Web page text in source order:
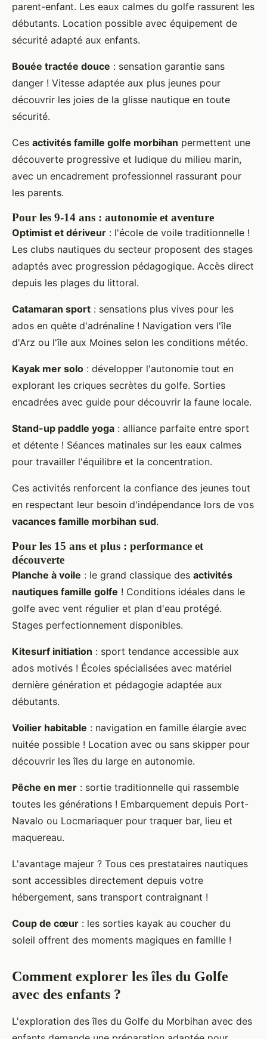
parent-enfant. Les eaux calmes du golfe rassurent les
débutants. Location possible avec équipement de
sécurité adapté aux enfants.
Bouée tractée douce : sensation garantie sans
danger ! Vitesse adaptée aux plus jeunes pour
découvrir les joies de la glisse nautique en toute
sécurité.
Ces activités famille golfe morbihan permettent une
découverte progressive et ludique du milieu marin,
avec un encadrement professionnel rassurant pour
les parents.
Pour les 9-14 ans : autonomie et aventure
Optimist et dériveur : l'école de voile traditionnelle !
Les clubs nautiques du secteur proposent des stages
adaptés avec progression pédagogique. Accès direct
depuis les plages du littoral.
Catamaran sport : sensations plus vives pour les
ados en quête d'adrénaline ! Navigation vers l'île
d'Arz ou l'île aux Moines selon les conditions météo.
Kayak mer solo : développer l'autonomie tout en
explorant les criques secrètes du golfe. Sorties
encadrées avec guide pour découvrir la faune locale.
Stand-up paddle yoga : alliance parfaite entre sport
et détente ! Séances matinales sur les eaux calmes
pour travailler l'équilibre et la concentration.
Ces activités renforcent la confiance des jeunes tout
en respectant leur besoin d'indépendance lors de vos
vacances famille morbihan sud.
Pour les 15 ans et plus : performance et
découverte
Planche à voile : le grand classique des activités
nautiques famille golfe ! Conditions idéales dans le
golfe avec vent régulier et plan d'eau protégé.
Stages perfectionnement disponibles.
Kitesurf initiation : sport tendance accessible aux
ados motivés ! Écoles spécialisées avec matériel
dernière génération et pédagogie adaptée aux
débutants.
Voilier habitable : navigation en famille élargie avec
nuitée possible ! Location avec ou sans skipper pour
découvrir les îles du large en autonomie.
Pêche en mer : sortie traditionnelle qui rassemble
toutes les générations ! Embarquement depuis Port-
Navalo ou Locmariaquer pour traquer bar, lieu et
maquereau.
L'avantage majeur ? Tous ces prestataires nautiques
sont accessibles directement depuis votre
hébergement, sans transport contraignant !
Coup de cœur : les sorties kayak au coucher du
soleil offrent des moments magiques en famille !
Comment explorer les îles du Golfe
avec des enfants ?
L'exploration des îles du Golfe du Morbihan avec des